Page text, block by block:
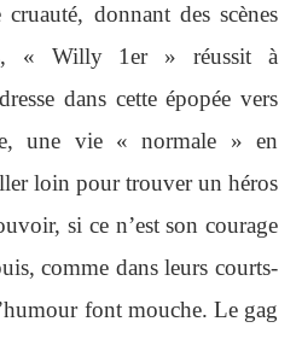
donnant des scènes
« Willy 1er » réussit à
dans cette épopée vers
une vie « normale » en
loin pour trouver un héros
si ce n’est son courage
comme dans leurs courts-
font mouche. Le gag